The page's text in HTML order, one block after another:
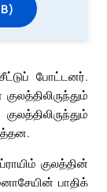
போட்டனர்.
குலத்தின்
பாதிக்